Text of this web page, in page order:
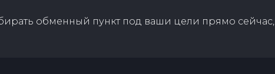
обменный пункт под ваши цели прямо сейчас,